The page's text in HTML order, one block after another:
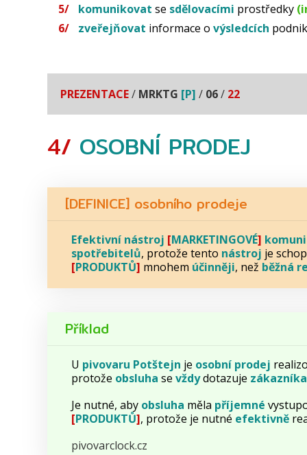
komunikovat se sdělovacími prostředky
zveřejňovat informace o výsledcích
PREZENTACE/ MRKTG [P] / 06/ 22
4/ OSOBNÍPRODEJ
[DEFINICE] osobního prodeje
Efektivní nástroj [MARKETINGOVÉ]
spotřebitelů, protože tento nástroj je
[PRODUKTŮ] mnohem účinněji, než běžná
Příklad
U pivovaru Potštejn je osobní prodej
protože obsluha se vždydotazuje zákazníka
Je nutné, aby obsluha měla příjemné
[PRODUKTŮ], protože je nutné efektivně
pivovarclock.cz